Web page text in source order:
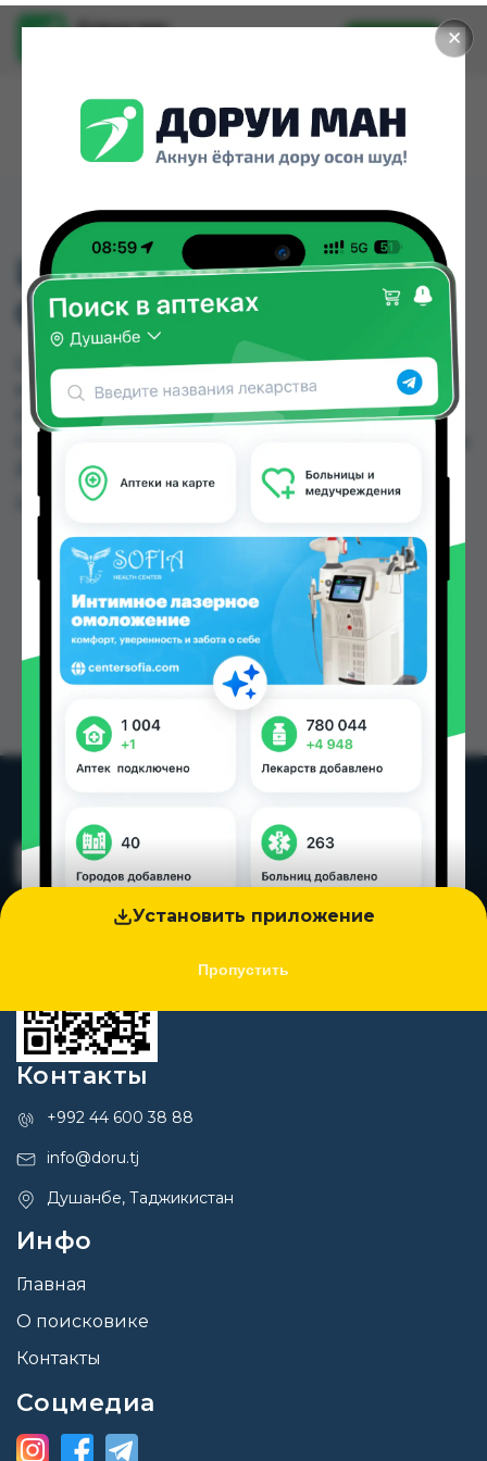
✕
Установить приложение
Пропустить
Доруи ман
Установить
LACTULOSE ABZ 66,7
G/100 ML SIRUP 200 ML
LACTULOSE ABZ 66,7 G/100 ML SIRUP 200 ML
можно купить или заказать в аптеках, Дорухона
Олмони №1, Дорухона Олмони №2, Дорухона
Душанбе и других городах Таджикистана
Цена: от120.00 TJS
Контакты
+992 44 600 38 88
info@doru.tj
Душанбе, Таджикистан
Инфо
Главная
О поисковике
Контакты
Соцмедиа